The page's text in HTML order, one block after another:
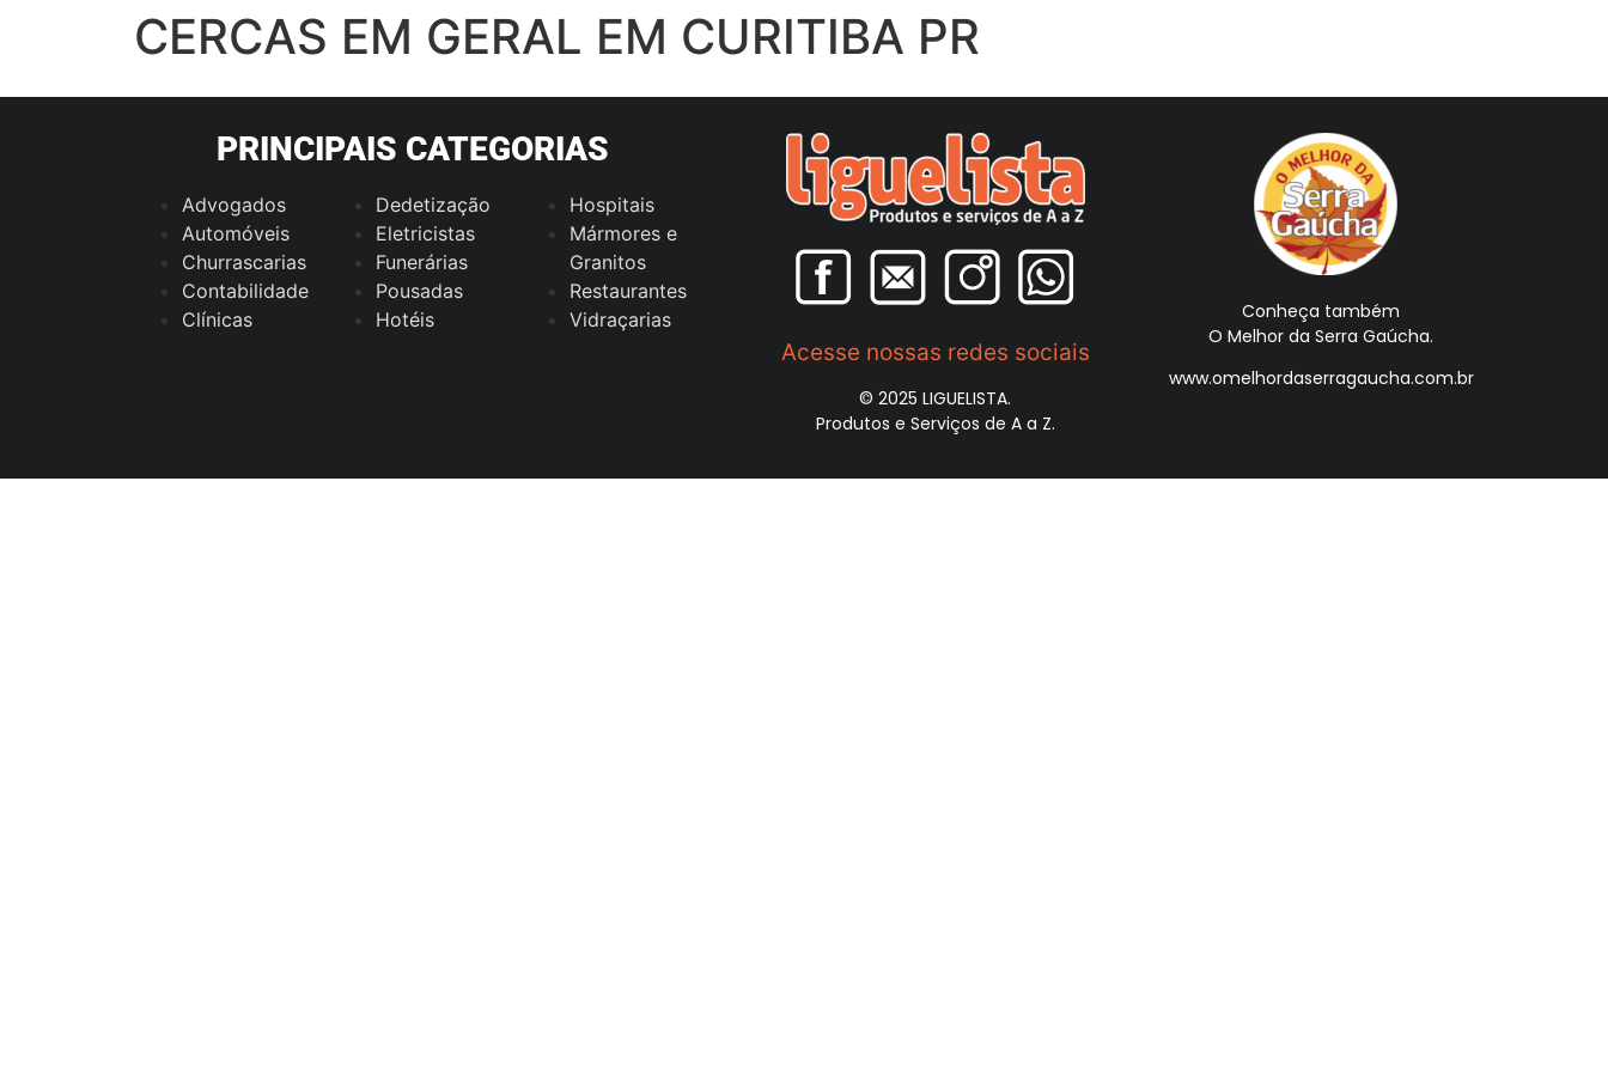
CERCAS EM GERAL EM CURITIBA PR
PRINCIPAIS CATEGORIAS
Advogados
Automóveis
Churrascarias
Contabilidade
Clínicas
Dedetização
Eletricistas
Funerárias
Pousadas
Hotéis
Hospitais
Mármores e
Granitos
Restaurantes
Vidraçarias
Acesse nossas redes sociais
© 2025 LIGUELISTA.
Produtos e Serviços de A a Z.
Conheça também
O Melhor da Serra Gaúcha.
www.omelhordaserragaucha.com.br